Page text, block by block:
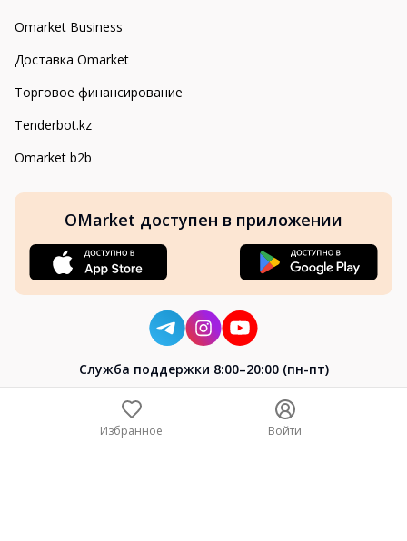
Omarket Business
Доставка Omarket
Торговое финансирование
Tenderbot.kz
Omarket b2b
OMarket доступен в приложении
Cлужба поддержки 8:00–20:00 (пн-пт)
Избранное Войти